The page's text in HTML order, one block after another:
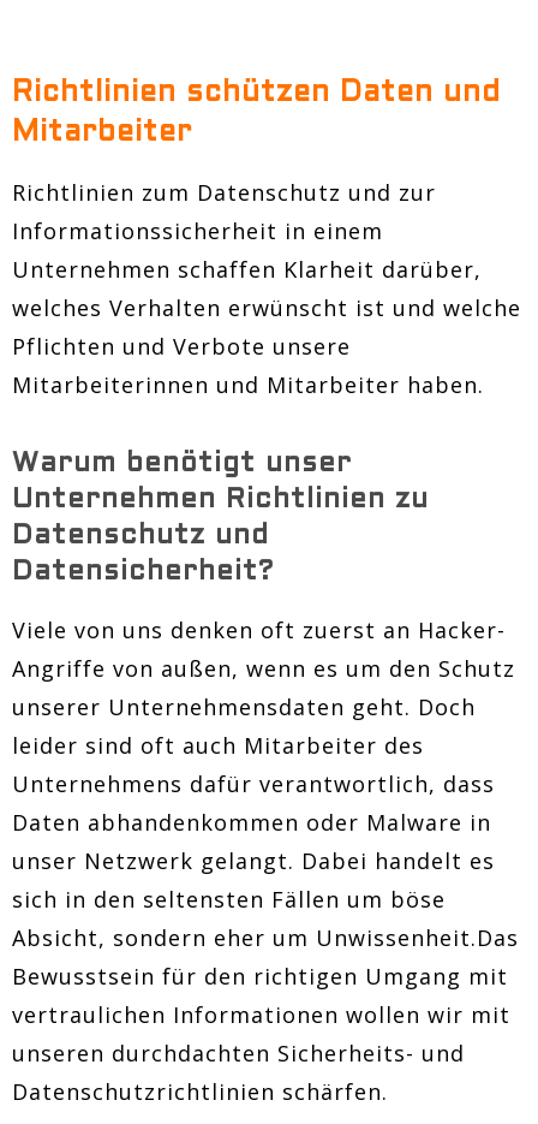
Richtlinien schützen Daten und
Mitarbeiter
Richtlinien zum Datenschutz und zur
Informationssicherheit in einem
Unternehmen schaffen Klarheit darüber,
welches Verhalten erwünscht ist und welche
Pflichten und Verbote unsere
Mitarbeiterinnen und Mitarbeiter haben.
Warum benötigt unser
Unternehmen Richtlinien zu
Datenschutz und
Datensicherheit?
Viele von uns denken oft zuerst an Hacker-
Angriffe von außen, wenn es um den Schutz
unserer Unternehmensdaten geht. Doch
leider sind oft auch Mitarbeiter des
Unternehmens dafür verantwortlich, dass
Daten abhandenkommen oder Malware in
unser Netzwerk gelangt. Dabei handelt es
sich in den seltensten Fällen um böse
Absicht, sondern eher um Unwissenheit.Das
Bewusstsein für den richtigen Umgang mit
vertraulichen Informationen wollen wir mit
unseren durchdachten Sicherheits- und
Datenschutzrichtlinien schärfen.